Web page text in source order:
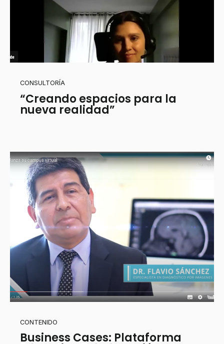
CONSULTORÍA
“Creando espacios para la
nueva realidad”
CONTENIDO
Business Cases: Plataforma